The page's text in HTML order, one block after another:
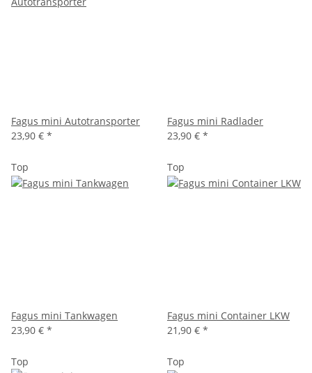
Fagus mini Autotransporter
23,90 € *
Fagus mini Radlader
23,90 € *
Top
Fagus mini Tankwagen
23,90 € *
Top
Fagus mini Container LKW
21,90 € *
Top Top